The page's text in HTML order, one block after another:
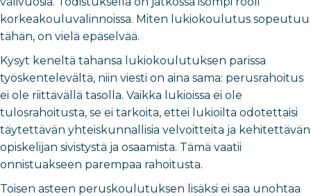
korkeakouluvalinnoissa. Miten lukiokoulutus sopeutuu
tähän, on vielä epäselvää.
Kysyt keneltä tahansa lukiokoulutuksen parissa
työskentelevältä, niin viesti on aina sama: perusrahoitus
ei ole riittävällä tasolla. Vaikka lukioissa ei ole
tulosrahoitusta, se ei tarkoita, ettei lukioilta odotettaisi
täytettävän yhteiskunnallisia velvoitteita ja kehitettävän
opiskelijan sivistystä ja osaamista. Tämä vaatii
onnistuakseen parempaa rahoitusta.
Toisen asteen peruskoulutuksen lisäksi ei saa unohtaa